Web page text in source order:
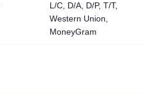
L/C, D/A, D/P, T/T,
Western Union,
MoneyGram